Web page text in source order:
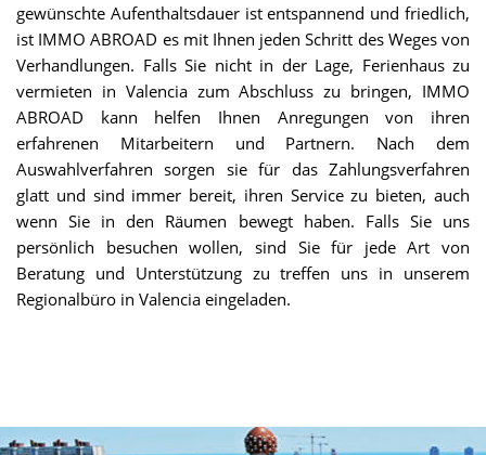
gewünschte Aufenthaltsdauer ist entspannend und friedlich,
ist IMMO ABROAD es mit Ihnen jeden Schritt des Weges von
Verhandlungen. Falls Sie nicht in der Lage, Ferienhaus zu
vermieten in Valencia zum Abschluss zu bringen, IMMO
ABROAD kann helfen Ihnen Anregungen von ihren
erfahrenen Mitarbeitern und Partnern. Nach dem
Auswahlverfahren sorgen sie für das Zahlungsverfahren
glatt und sind immer bereit, ihren Service zu bieten, auch
wenn Sie in den Räumen bewegt haben. Falls Sie uns
persönlich besuchen wollen, sind Sie für jede Art von
Beratung und Unterstützung zu treffen uns in unserem
Regionalbüro in Valencia eingeladen.